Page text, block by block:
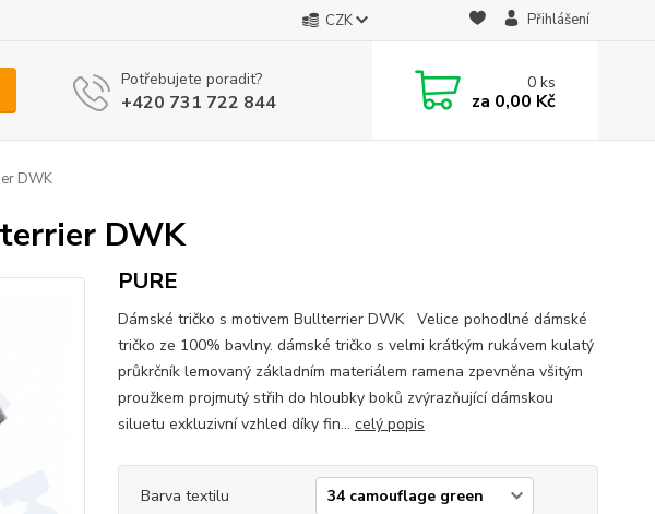
CZK Přihlášení
Potřebujete poradit?
+420 731 722 844
0ks
za 0,00 Kč
DWK
DWK
PURE
Dámské tričko s motivem Bullterrier DWK Velice pohodlné dámské
tričko ze 100% bavlny. dámské tričko s velmi krátkým rukávem kulatý
průkrčník lemovaný základním materiálem ramena zpevněna všitým
proužkem projmutý střih do hloubky boků zvýrazňující dámskou
siluetu exkluzivní vzhled díky fin... celý popis
Barva textilu